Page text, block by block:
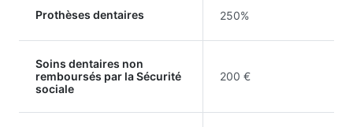
Prothèses dentaires 250%
Soins dentaires non
remboursés par la Sécurité
sociale
200 €